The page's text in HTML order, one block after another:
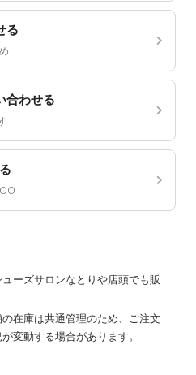
る
わせる
ーズサロンなとりや店頭でも販
在庫は共通管理のため、ご注文
変動する場合があります。